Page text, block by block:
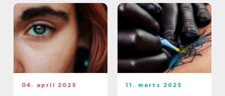
04. april 2025 11. marts 2025